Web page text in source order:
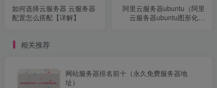
如何选择云服务器 云服务器
配置怎么搭配【详解】
阿里云服务器ubuntu（阿里
云服务器ubuntu图形化界
相关推荐
网站服务器排名前十（永久免费服务器地
址）